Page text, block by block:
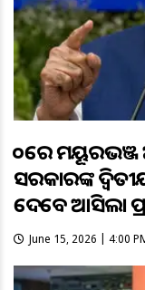
୨୦ରେ
ସରକାରଙ୍କ
ଦେବେ ଆସିଲା
June 15, 2026 | 4:00